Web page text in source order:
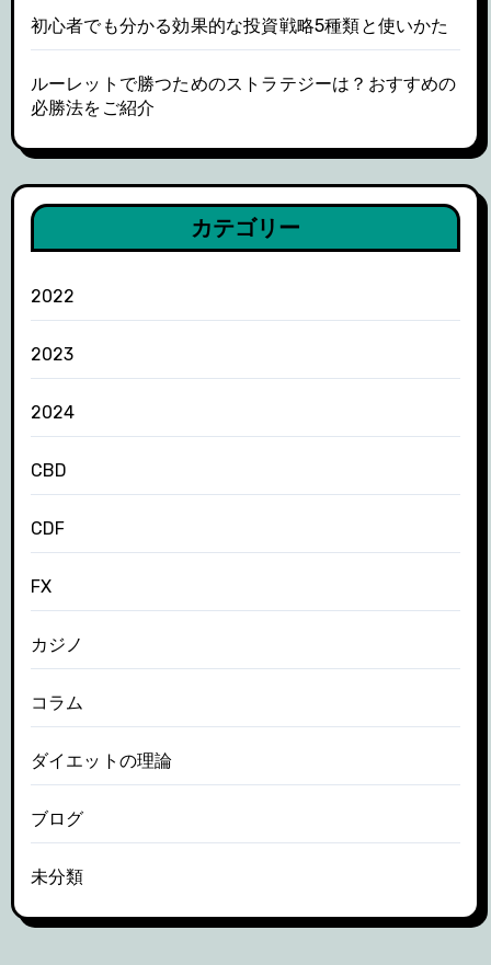
初心者でも分かる効果的な投資戦略5種類と使いかた
ルーレットで勝つためのストラテジーは？おすすめの
必勝法をご紹介
カテゴリー
2022
2023
2024
CBD
CDF
FX
カジノ
コラム
ダイエットの理論
ブログ
未分類